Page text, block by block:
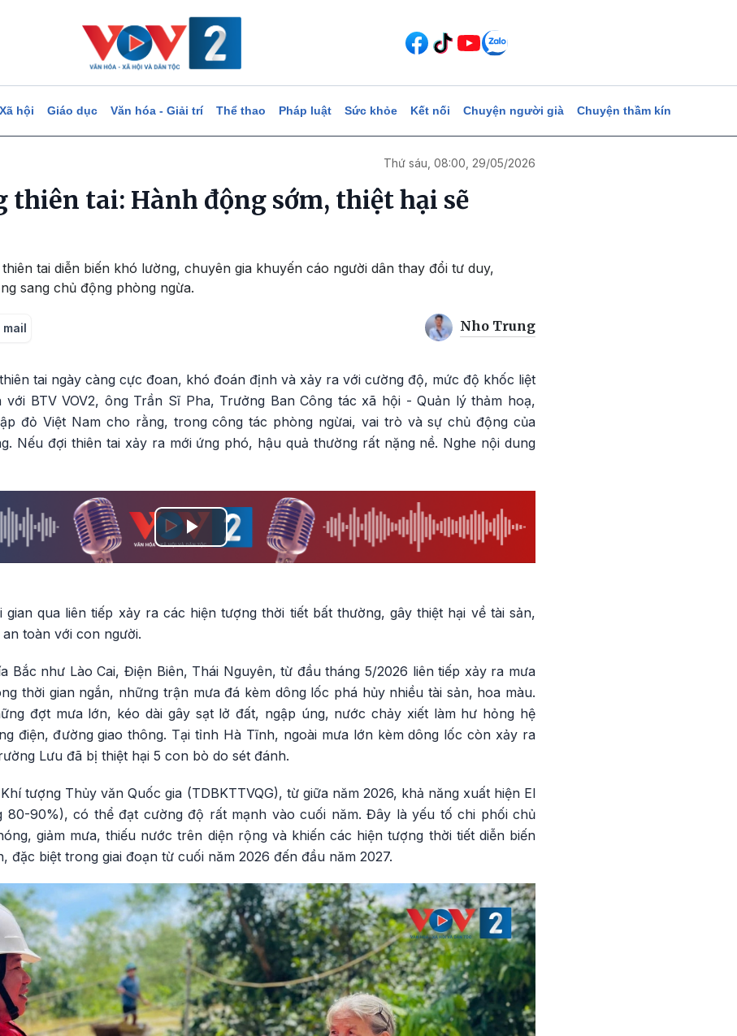
hội Giáo dục Văn hóa - Giải trí Thể thao Pháp luật Sức khỏe Kết nối Chuyện người già Chuyện thầm kín
Thứ sáu, 08:00, 29/05/2026
thiên tai: Hành động sớm, thiệt hại sẽ
tai diễn biến khó lường, chuyên gia khuyến cáo người dân thay đổi tư duy,
sang chủ động phòng ngừa.
mail Nho Trung
tai ngày càng cực đoan, khó đoán định và xảy ra với cường độ, mức độ khốc liệt
BTV VOV2, ông Trần Sĩ Pha, Trưởng Ban Công tác xã hội - Quản lý thảm hoạ,
đỏ Việt Nam cho rằng, trong công tác phòng ngừai, vai trò và sự chủ động của
Nếu đợi thiên tai xảy ra mới ứng phó, hậu quả thường rất nặng nề. Nghe nội dung
Play
qua liên tiếp xảy ra các hiện tượng thời tiết bất thường, gây thiệt hại về tài sản,
toàn với con người.
Bắc như Lào Cai, Điện Biên, Thái Nguyên, từ đầu tháng 5/2026 liên tiếp xảy ra mưa
thời gian ngắn, những trận mưa đá kèm dông lốc phá hủy nhiều tài sản, hoa màu.
đợt mưa lớn, kéo dài gây sạt lở đất, ngập úng, nước chảy xiết làm hư hỏng hệ
điện, đường giao thông. Tại tỉnh Hà Tĩnh, ngoài mưa lớn kèm dông lốc còn xảy ra
Lưu đã bị thiệt hại 5 con bò do sét đánh.
tượng Thủy văn Quốc gia (TDBKTTVQG), từ giữa năm 2026, khả năng xuất hiện El
80-90%), có thể đạt cường độ rất mạnh vào cuối năm. Đây là yếu tố chi phối chủ
giảm mưa, thiếu nước trên diện rộng và khiến các hiện tượng thời tiết diễn biến
đặc biệt trong giai đoạn từ cuối năm 2026 đến đầu năm 2027.